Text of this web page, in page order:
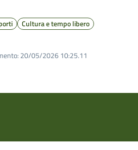
Cultura e tempo libero
20/05/2026 10:25.11